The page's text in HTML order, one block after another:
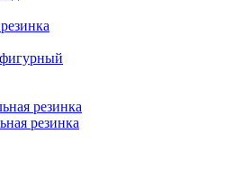
резинка
резинка